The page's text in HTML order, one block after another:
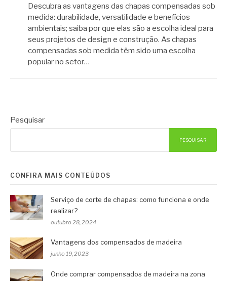
Descubra as vantagens das chapas compensadas sob
medida: durabilidade, versatilidade e benefícios
ambientais; saiba por que elas são a escolha ideal para
seus projetos de design e construção. As chapas
compensadas sob medida têm sido uma escolha
popular no setor…
Pesquisar
PESQUISAR
CONFIRA MAIS CONTEÚDOS
Serviço de corte de chapas: como funciona e onde
realizar?
outubro 28, 2024
Vantagens dos compensados de madeira
junho 19, 2023
Onde comprar compensados de madeira na zona